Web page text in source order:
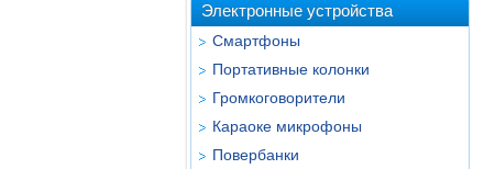
Электронные устройства
Смартфоны
Портативные колонки
Громкоговорители
Караоке микрофоны
Повербанки